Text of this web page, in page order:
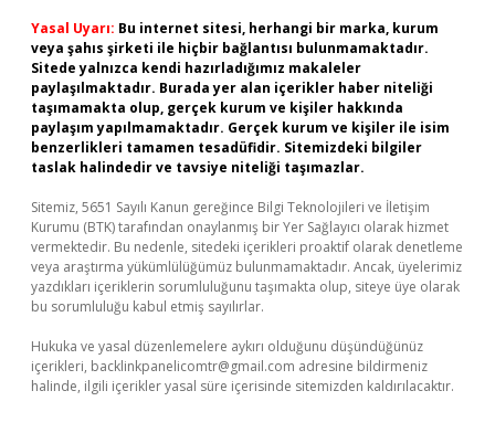
Yasal Uyarı: Bu internet sitesi, herhangi bir marka, kurum
veya şahıs şirketi ile hiçbir bağlantısı bulunmamaktadır.
Sitede yalnızca kendi hazırladığımız makaleler
paylaşılmaktadır. Burada yer alan içerikler haber niteliği
taşımamakta olup, gerçek kurum ve kişiler hakkında
paylaşım yapılmamaktadır. Gerçek kurum ve kişiler ile isim
benzerlikleri tamamen tesadüfidir. Sitemizdeki bilgiler
taslak halindedir ve tavsiye niteliği taşımazlar.
Sitemiz, 5651 Sayılı Kanun gereğince Bilgi Teknolojileri ve İletişim
Kurumu (BTK) tarafından onaylanmış bir Yer Sağlayıcı olarak hizmet
vermektedir. Bu nedenle, sitedeki içerikleri proaktif olarak denetleme
veya araştırma yükümlülüğümüz bulunmamaktadır. Ancak, üyelerimiz
yazdıkları içeriklerin sorumluluğunu taşımakta olup, siteye üye olarak
bu sorumluluğu kabul etmiş sayılırlar.
Hukuka ve yasal düzenlemelere aykırı olduğunu düşündüğünüz
içerikleri, backlinkpanelicomtr@gmail.com adresine bildirmeniz
halinde, ilgili içerikler yasal süre içerisinde sitemizden kaldırılacaktır.